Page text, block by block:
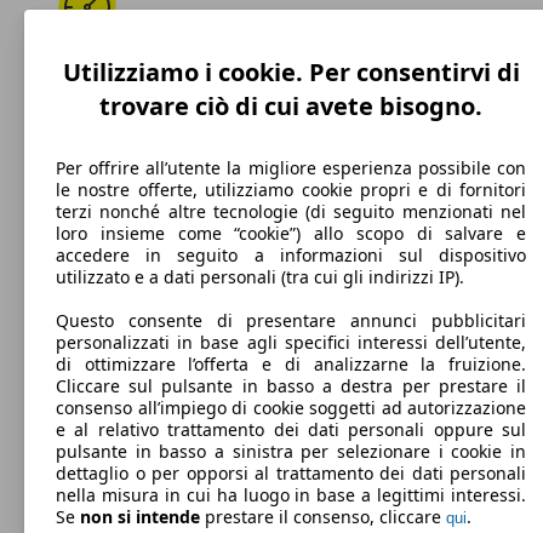
231 km/h
Velocità massima
Diesel
Carburante
124 g/km
Emissioni di CO2 (combinato)*
Utilizziamo i cookie. Per consentirvi di
trovare ciò di cui avete bisogno.
Per offrire all’utente la migliore esperienza possibile con
le nostre offerte, utilizziamo cookie propri e di fornitori
terzi nonché altre tecnologie (di seguito menzionati nel
loro insieme come “cookie”) allo scopo di salvare e
accedere in seguito a informazioni sul dispositivo
utilizzato e a dati personali (tra cui gli indirizzi IP).
Questo consente di presentare annunci pubblicitari
personalizzati in base agli specifici interessi dell’utente,
di ottimizzare l’offerta e di analizzarne la fruizione.
Cliccare sul pulsante in basso a destra per prestare il
consenso all’impiego di cookie soggetti ad autorizzazione
e al relativo trattamento dei dati personali oppure sul
pulsante in basso a sinistra per selezionare i cookie in
dettaglio o per opporsi al trattamento dei dati personali
nella misura in cui ha luogo in base a legittimi interessi.
Se non si intende prestare il consenso, cliccare qui.